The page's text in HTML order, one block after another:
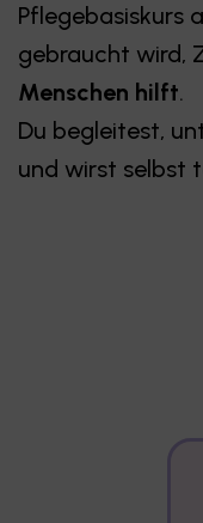
Pflegebasiskurs
gebraucht wird,
Menschen hilft.
Du begleitest,
und wirst selbst